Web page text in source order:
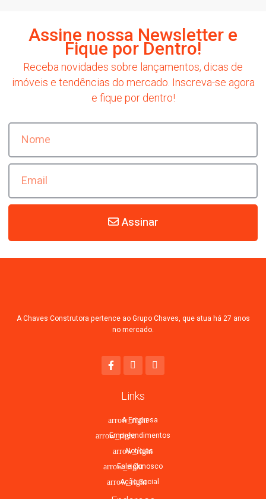
Assine nossa Newsletter e
Fique por Dentro!
Receba novidades sobre lançamentos, dicas de
imóveis e tendências do mercado. Inscreva-se agora
e fique por dentro!
Assinar
A Chaves Construtora pertence ao Grupo Chaves, que atua há 27 anos
no mercado.
Links
A Empresa
Empreendimentos
Notícias
Fale Conosco
Ação Social